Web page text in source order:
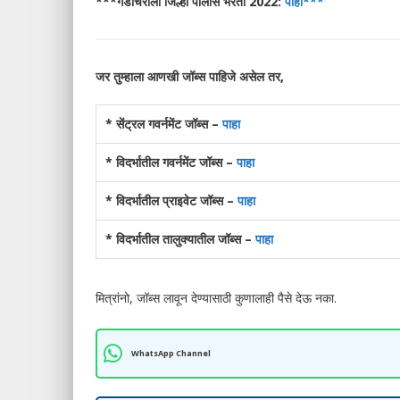
जर तुम्हाला आणखी जॉब्स पाहिजे असेल तर,
* सेंट्रल गवर्नमेंट जॉब्स –पाहा
* विदर्भातील गवर्नमेंट जॉब्स –पाहा
* विदर्भातील प्राइवेट जॉब्स –पाहा
* विदर्भातील तालुक्यातील जॉब्स –पाहा
मित्रांनो, जॉब्स लावून देण्यासाठी कुणालाही पैसे देऊ नका.
WhatsApp Channel